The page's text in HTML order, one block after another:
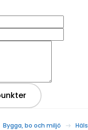
Bygga, bo och miljö